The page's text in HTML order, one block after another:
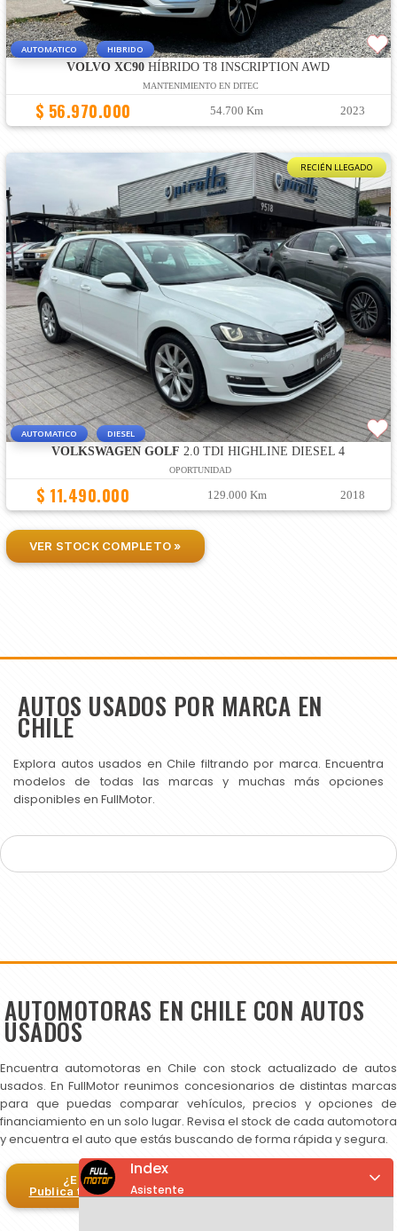
AUTOMATICO HIBRIDO
VOLVO XC90 HÍBRIDO T8 INSCRIPTION AWD
MANTENIMIENTO EN DITEC
$ 56.970.000 54.700 Km 2023
RECIÉN LLEGADO
AUTOMATICO DIESEL
VOLKSWAGEN GOLF 2.0 TDI HIGHLINE DIESEL 4
OPORTUNIDAD
$ 11.490.000 129.000 Km 2018
VER STOCK COMPLETO »
AUTOS USADOS POR MARCA EN
CHILE
Explora autos usados en Chile filtrando por marca. Encuentra
modelos de todas las marcas y muchas más opciones
disponibles en FullMotor.
AUTOMOTORAS EN CHILE CON AUTOS
USADOS
Encuentra automotoras en Chile con stock actualizado de autos
usados. En FullMotor reunimos concesionarios de distintas marcas
para que puedas comparar vehículos, precios y opciones de
financiamiento en un solo lugar. Revisa el stock de cada automotora
y encuentra el auto que estás buscando de forma rápida y segura.
¿Eres automotora?
Publica tus autos en FullMotor
Index
Asistente